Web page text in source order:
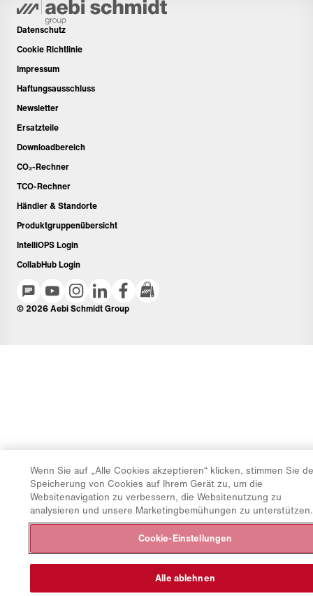
Datenschutz
Cookie Richtlinie
Impressum
Haftungsausschluss
Newsletter
Ersatzteile
Downloadbereich
CO₂-Rechner
TCO-Rechner
Händler & Standorte
Produktgruppenübersicht
IntelliOPS Login
CollabHub Login
© 2026 Aebi Schmidt Group
Wenn Sie auf „Alle Cookies akzeptieren“ klicken, stimmen Sie
Speicherung von Cookies auf Ihrem Gerät zu, um die
Websitenavigation zu verbessern, die Websitenutzung zu
analysieren und unsere Marketingbemühungen zu unterstützen.
Cookie-Einstellungen
Alle ablehnen